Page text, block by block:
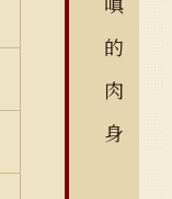
的
肉
身